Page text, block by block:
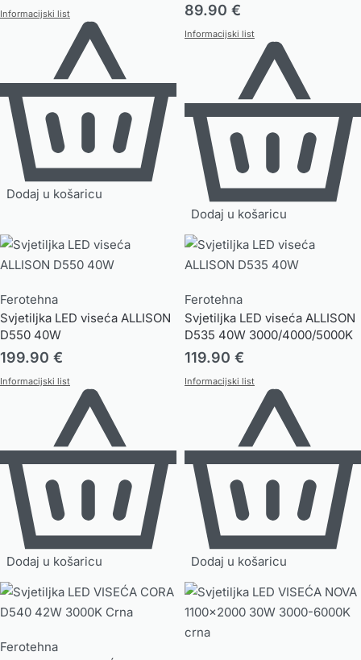
Informacijski list
Dodaj u košaricu
89.90 €
Informacijski list
Dodaj u košaricu
Ferotehna
Svjetiljka LED viseća ALLISON
D550 40W
199.90 €
Informacijski list
Dodaj u košaricu
Ferotehna
Svjetiljka LED viseća ALLISON
D535 40W 3000/4000/5000K
119.90 €
Informacijski list
Dodaj u košaricu
Ferotehna